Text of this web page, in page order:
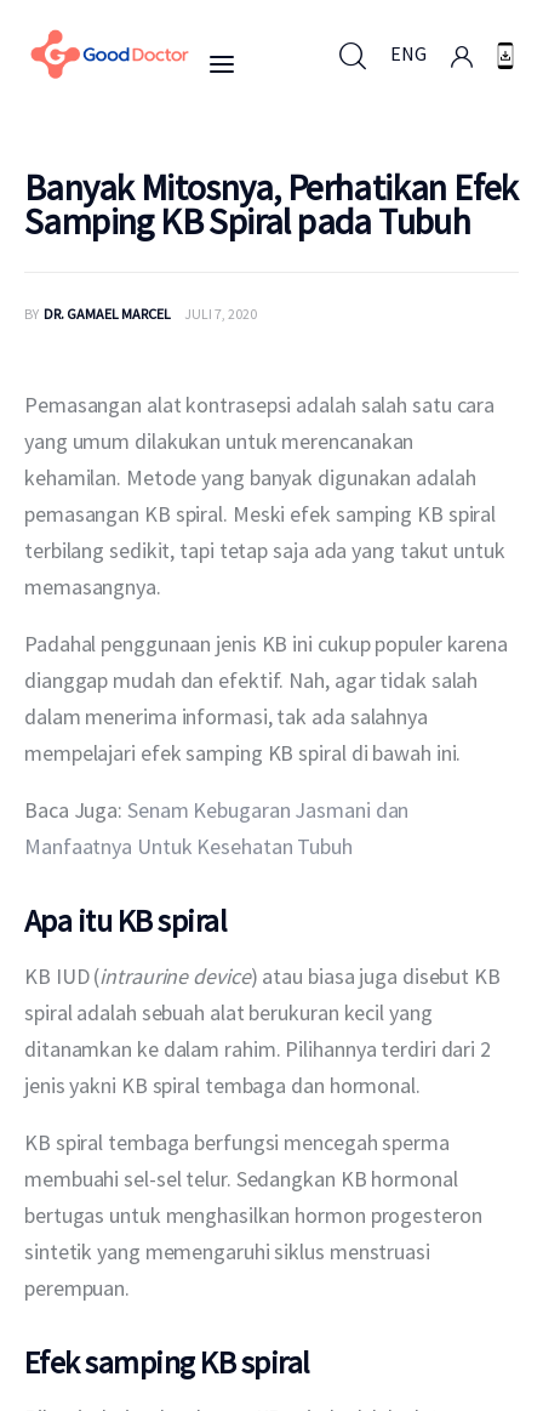
ENG
ENG
Mengapa Good Doctor
Berita
Layanan
Banyak Mitosnya, Perhatikan Efek
Samping KB Spiral pada Tubuh
BY DR. GAMAEL MARCEL JULI 7, 2020
Pemasangan alat kontrasepsi adalah salah satu cara
yang umum dilakukan untuk merencanakan
kehamilan. Metode yang banyak digunakan adalah
pemasangan KB spiral. Meski efek samping KB spiral
terbilang sedikit, tapi tetap saja ada yang takut untuk
memasangnya.
Padahal penggunaan jenis KB ini cukup populer karena
dianggap mudah dan efektif. Nah, agar tidak salah
dalam menerima informasi, tak ada salahnya
mempelajari efek samping KB spiral di bawah ini.
Baca Juga: Senam Kebugaran Jasmani dan
Manfaatnya Untuk Kesehatan Tubuh
Apa itu KB spiral
KB IUD (intraurine device) atau biasa juga disebut KB
spiral adalah sebuah alat berukuran kecil yang
ditanamkan ke dalam rahim. Pilihannya terdiri dari 2
jenis yakni KB spiral tembaga dan hormonal.
KB spiral tembaga berfungsi mencegah sperma
membuahi sel-sel telur. Sedangkan KB hormonal
bertugas untuk menghasilkan hormon progesteron
sintetik yang memengaruhi siklus menstruasi
perempuan.
Efek samping KB spiral